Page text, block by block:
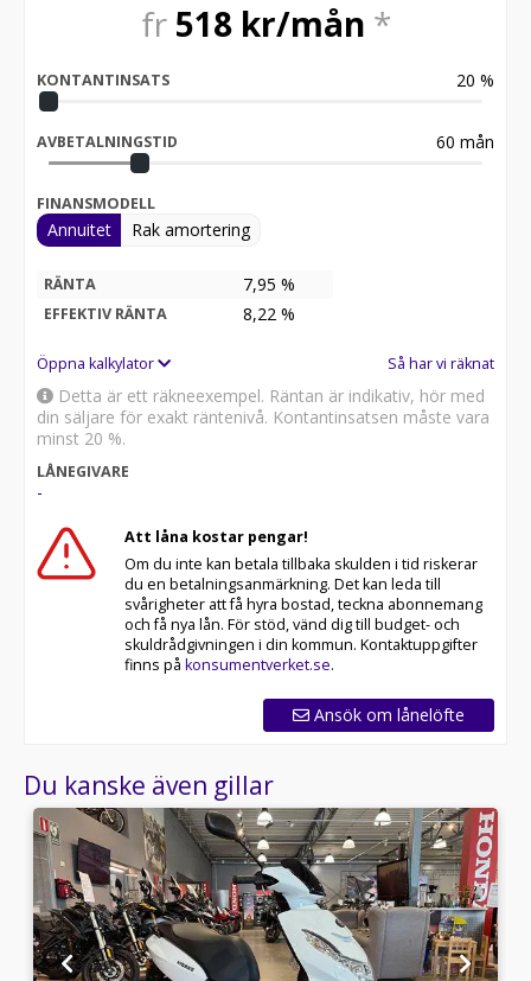
fr 518kr/mån *
KONTANTINSATS 20 %
AVBETALNINGSTID 60 mån
FINANSMODELL
Annuitet Rak amortering
RÄNTA 7,95 %
EFFEKTIV RÄNTA 8,22 %
Öppna kalkylator Så har vi räknat
Detta är ett räkneexempel. Räntan är indikativ, hör med
din säljare för exakt räntenivå. Kontantinsatsen måste vara
minst 20 %.
LÅNEGIVARE
-
Att låna kostar pengar!
Om du inte kan betala tillbaka skulden i tid riskerar
du en betalningsanmärkning. Det kan leda till
svårigheter att få hyra bostad, teckna abonnemang
och få nya lån. För stöd, vänd dig till budget- och
skuldrådgivningen i din kommun. Kontaktuppgifter
finns på konsumentverket.se.
Ansök om lånelöfte
Du kanske även gillar